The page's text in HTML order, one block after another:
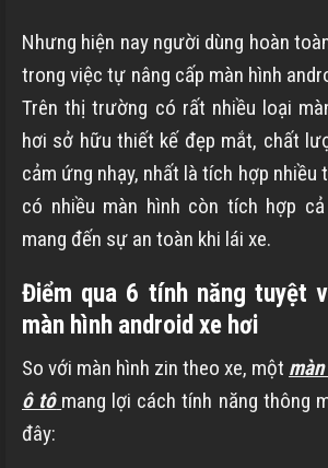
Nhưng hiện nay người dùng hoàn
trong việc tự nâng cấp màn hình
Trên thị trường có rất nhiều loại
hơi sở hữu thiết kế đẹp mắt, chất
cảm ứng nhạy, nhất là tích hợp nhiều
có nhiều màn hình còn tích hợp
mang đến sự an toàn khi lái xe.
Điểm qua 6 tính năng tuyệt
màn hình android xe hơi
So với màn hình zin theo xe, một
ô tô mang lợi cách tính năng thông
đây: